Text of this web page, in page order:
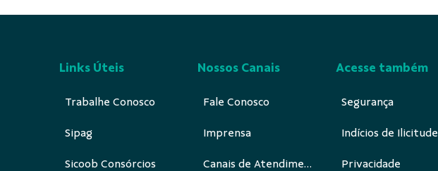
Links Úteis
Trabalhe Conosco
Sipag
Sicoob Consórcios
Nossos Canais
Fale Conosco
Imprensa
Canais de Atendimento
Acesse também
Segurança
Indícios de Ilicitude
Privacidade